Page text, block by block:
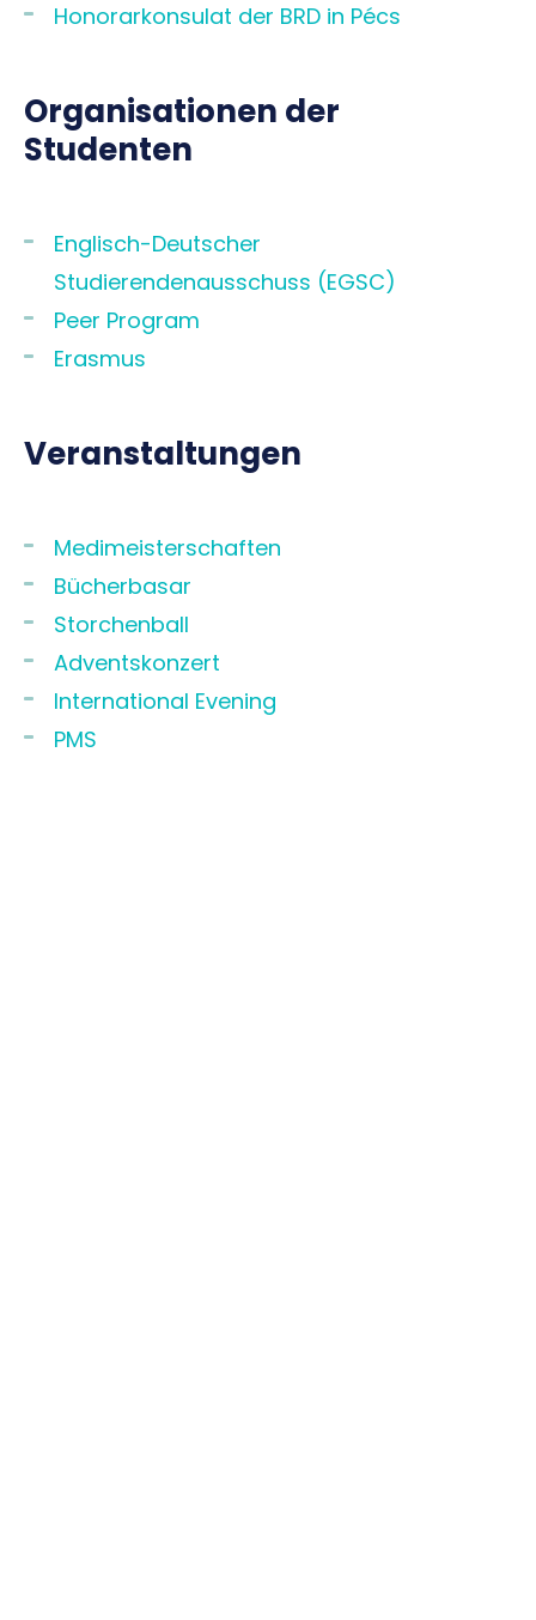
Honorarkonsulat der BRD in Pécs
Organisationen der
Studenten
Englisch-Deutscher
Studierendenausschuss (EGSC)
Peer Program
Erasmus
Veranstaltungen
Medimeisterschaften
Bücherbasar
Storchenball
Adventskonzert
International Evening
PMS